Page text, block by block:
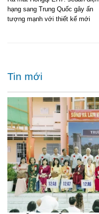
hạng sang Trung Quốc gây ấn
tượng mạnh với thiết kế mới
Tin mới